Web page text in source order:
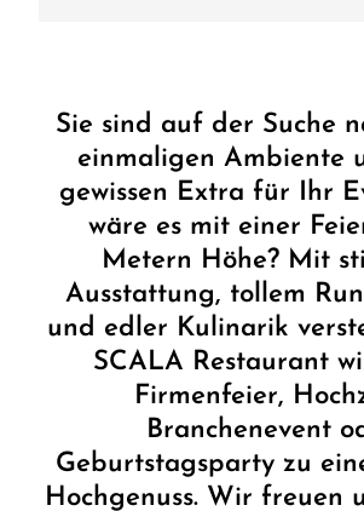
Sie sind auf der Suche
einmaligen Ambiente
gewissen Extra für Ihr
wäre es mit einer
Metern Höhe? Mit
Ausstattung, tollem
und edler Kulinarik
SCALA Restaurant
Firmenfeier,
Branchenevent
Geburtstagsparty zu
Hochgenuss. Wir freuen